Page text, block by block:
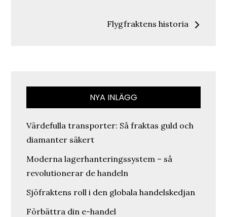
Flygfraktens historia
NYA INLÄGG
Värdefulla transporter: Så fraktas guld och
diamanter säkert
Moderna lagerhanteringssystem – så
revolutionerar de handeln
Sjöfraktens roll i den globala handelskedjan
Förbättra din e-handel